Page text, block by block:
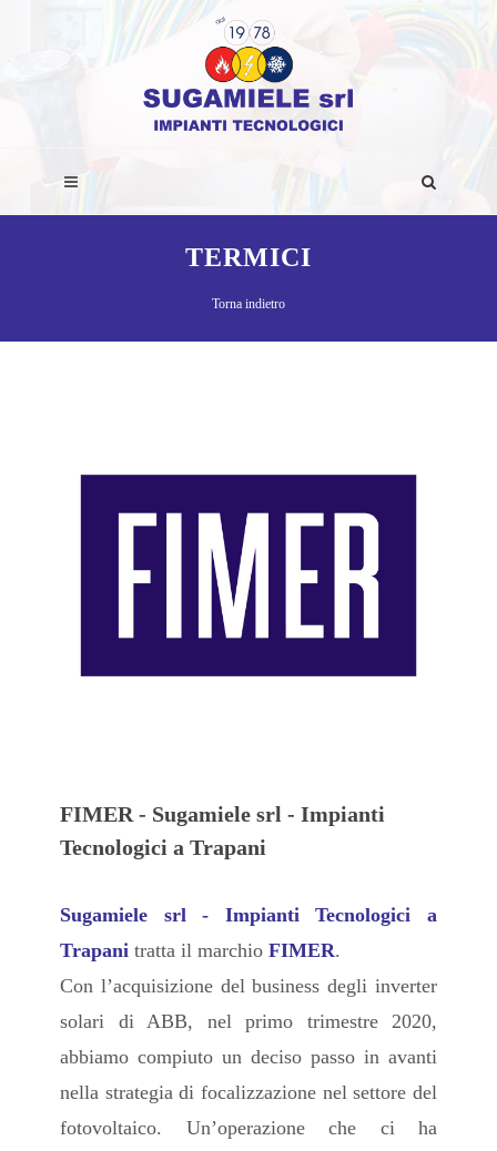
TERMICI
Torna indietro
FIMER - Sugamiele srl - Impianti
Tecnologici a Trapani
Sugamiele srl - Impianti Tecnologici a
Trapani tratta il marchio FIMER.
Con l’acquisizione del business degli inverter
solari di ABB, nel primo trimestre 2020,
abbiamo compiuto un deciso passo in avanti
nella strategia di focalizzazione nel settore del
fotovoltaico. Un’operazione che ci ha